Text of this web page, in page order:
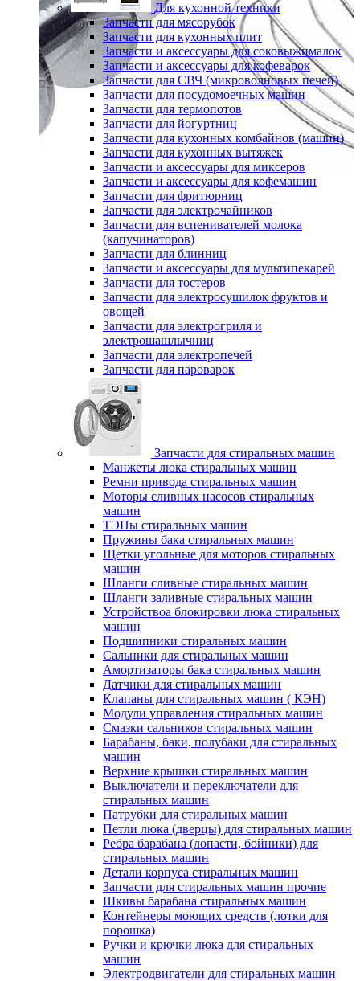
Для кухонной техники
Запчасти для мясорубок
Запчасти для кухонных плит
Запчасти и аксессуары для соковыжималок
Запчасти и аксессуары для кофеварок
Запчасти для СВЧ (микроволновых печей)
Запчасти для посудомоечных машин
Запчасти для термопотов
Запчасти для йогуртниц
Запчасти для кухонных комбайнов (машин)
Запчасти для кухонных вытяжек
Запчасти и аксессуары для миксеров
Запчасти и аксессуары для кофемашин
Запчасти для фритюрниц
Запчасти для электрочайников
Запчасти для вспенивателей молока
(капучинаторов)
Запчасти для блинниц
Запчасти и аксессуары для мультипекарей
Запчасти для тостеров
Запчасти для электросушилок фруктов и
овощей
Запчасти для электрогриля и
электрошашлычниц
Запчасти для электропечей
Запчасти для пароварок
Запчасти для стиральных машин
Манжеты люка стиральных машин
Ремни привода стиральных машин
Моторы сливных насосов стиральных
машин
ТЭНы стиральных машин
Пружины бака стиральных машин
Щетки угольные для моторов стиральных
машин
Шланги сливные стиральных машин
Шланги заливные стиральных машин
Устройствоа блокировки люка стиральных
машин
Подшипники стиральных машин
Сальники для стиральных машин
Амортизаторы бака стиральных машин
Датчики для стиральных машин
Клапаны для стиральных машин ( КЭН)
Модули управления стиральных машин
Смазки сальников стиральных машин
Барабаны, баки, полубаки для стиральных
машин
Верхние крышки стиральных машин
Выключатели и переключатели для
стиральных машин
Патрубки для стиральных машин
Петли люка (дверцы) для стиральных машин
Ребра барабана (лопасти, бойники) для
стиральных машин
Детали корпуса стиральных машин
Запчасти для стиральных машин прочие
Шкивы барабана стиральных машин
Контейнеры моющих средств (лотки для
порошка)
Ручки и крючки люка для стиральных
машин
Электродвигатели для стиральных машин